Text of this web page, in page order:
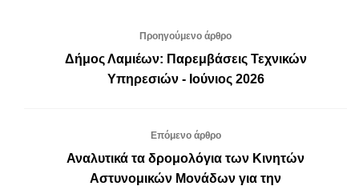
Προηγούμενο άρθρο
Δήμος Λαμιέων: Παρεμβάσεις Τεχνικών
Υπηρεσιών - Ιούνιος 2026
Επόμενο άρθρο
Αναλυτικά τα δρομολόγια των Κινητών
Αστυνομικών Μονάδων για την